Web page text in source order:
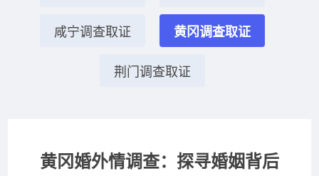
咸宁调查取证 黄冈调查取证
荆门调查取证
黄冈婚外情调查：探寻婚姻背后